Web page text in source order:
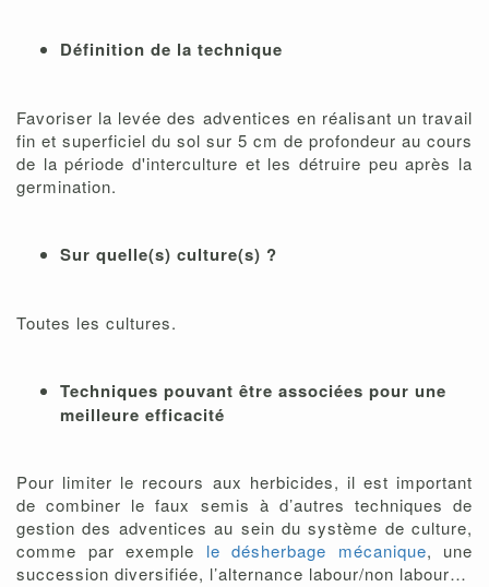
Définition de la technique
Favoriser la levée des adventices en réalisant un travail
fin et superficiel du sol sur 5 cm de profondeur au cours
de la période d'interculture et les détruire peu après la
germination.
Sur quelle(s) culture(s) ?
Toutes les cultures.
Techniques pouvant être associées pour une
meilleure efficacité
Pour limiter le recours aux herbicides, il est important
de combiner le faux semis à d’autres techniques de
gestion des adventices au sein du système de culture,
comme par exemple le désherbage mécanique, une
succession diversifiée, l’alternance labour/non labour…